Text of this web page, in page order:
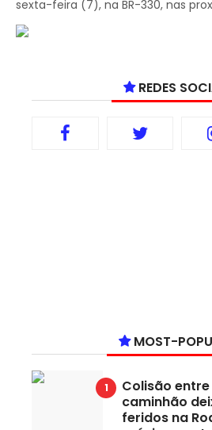
sexta-feira (7), na BR-330, nas
REDES
MOST-
Colisão
caminhão
feridos na